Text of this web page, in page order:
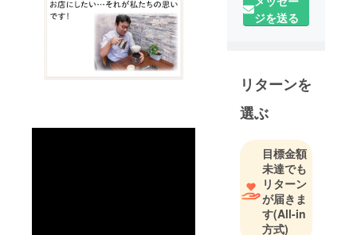
の運営をし
です。
皆様にご愛
顧いただき
まして2023
年7月で20周
年を迎えま
した。
節目の年に
ジを送る
リターンを
選ぶ
目標金額
未達でも
リターン
が届きま
す(All-in
方式)